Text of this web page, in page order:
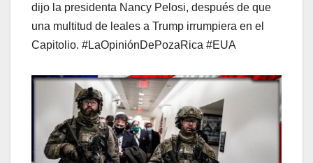
dijo la presidenta Nancy Pelosi, después de que
una multitud de leales a Trump irrumpiera en el
Capitolio. #LaOpiniónDePozaRica #EUA